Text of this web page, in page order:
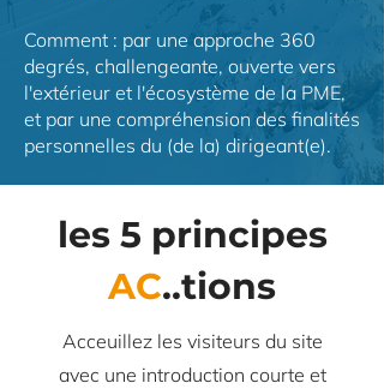
Comment : par une approche 360
degrés, challengeante, ouverte vers
l'extérieur et l'écosystème de la PME,
et par une compréhension des finalités
personnelles du (de la) dirigeant(e).
les 5 principes
AC..tions
Acceuillez les visiteurs du site
avec une introduction courte et